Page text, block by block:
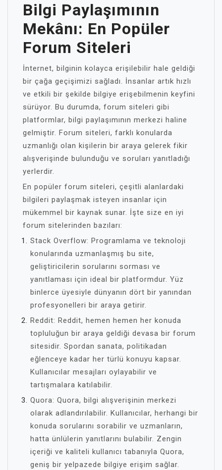
Bilgi Paylaşımının
Mekânı: En Popüler
Forum Siteleri
İnternet, bilginin kolayca erişilebilir hale geldiği
bir çağa geçişimizi sağladı. İnsanlar artık hızlı
ve etkili bir şekilde bilgiye erişebilmenin keyfini
sürüyor. Bu durumda, forum siteleri gibi
platformlar, bilgi paylaşımının merkezi haline
gelmiştir. Forum siteleri, farklı konularda
uzmanlığı olan kişilerin bir araya gelerek fikir
alışverişinde bulunduğu ve soruları yanıtladığı
yerlerdir.
En popüler forum siteleri, çeşitli alanlardaki
bilgileri paylaşmak isteyen insanlar için
mükemmel bir kaynak sunar. İşte size en iyi
forum sitelerinden bazıları:
Stack Overflow: Programlama ve teknoloji
konularında uzmanlaşmış bu site,
geliştiricilerin sorularını sorması ve
yanıtlaması için ideal bir platformdur. Yüz
binlerce üyesiyle dünyanın dört bir yanından
profesyonelleri bir araya getirir.
Reddit: Reddit, hemen hemen her konuda
topluluğun bir araya geldiği devasa bir forum
sitesidir. Spordan sanata, politikadan
eğlenceye kadar her türlü konuyu kapsar.
Kullanıcılar mesajları oylayabilir ve
tartışmalara katılabilir.
Quora: Quora, bilgi alışverişinin merkezi
olarak adlandırılabilir. Kullanıcılar, herhangi bir
konuda sorularını sorabilir ve uzmanların,
hatta ünlülerin yanıtlarını bulabilir. Zengin
içeriği ve kaliteli kullanıcı tabanıyla Quora,
geniş bir yelpazede bilgiye erişim sağlar.